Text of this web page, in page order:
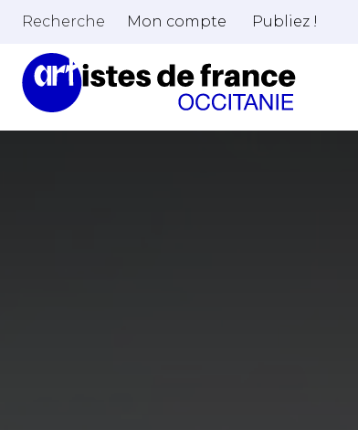
Recherche Mon compte Publiez !